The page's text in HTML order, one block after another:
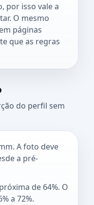
por isso vale a
O mesmo
páginas
que as regras
do perfil sem
A foto deve
a pré-
de 64%. O
a 72%.